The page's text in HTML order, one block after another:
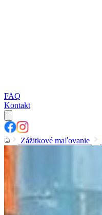
FAQ
Kontakt
Zážitkové maľovanie